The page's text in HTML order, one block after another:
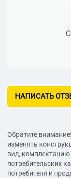
НАПИСАТЬ
Обратите
изменять
вид,
потребительских
потребителя и